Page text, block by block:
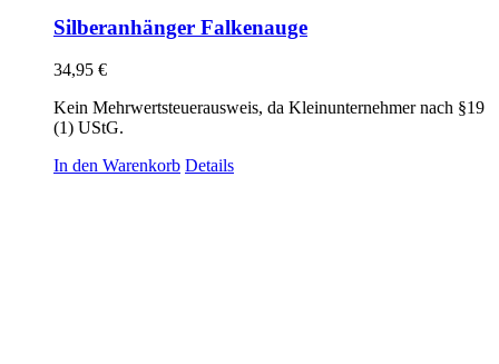
Silberanhänger Falkenauge
34,95 €
Kein Mehrwertsteuerausweis, da Kleinunternehmer nach §19
(1) UStG.
In den Warenkorb Details